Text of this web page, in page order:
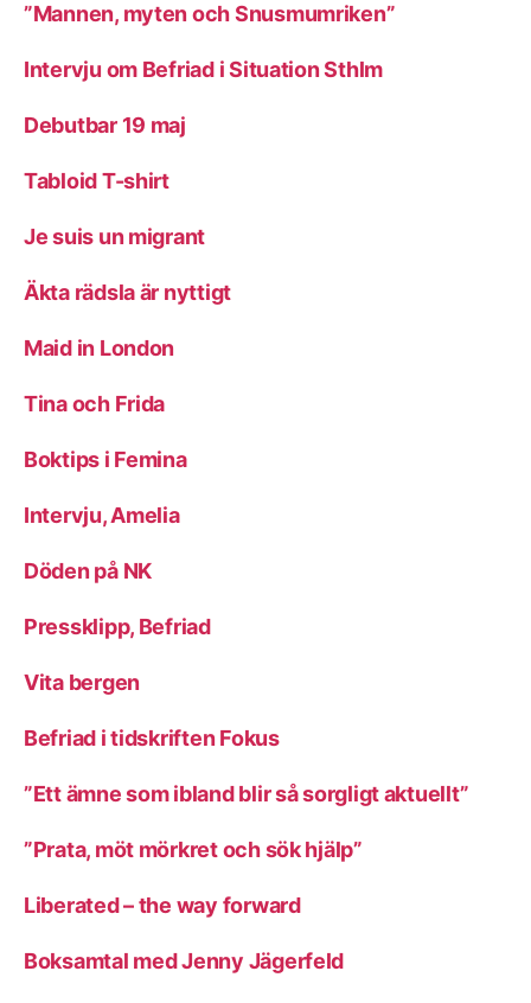
”Mannen, myten och Snusmumriken”
Intervju om Befriad i Situation Sthlm
Debutbar 19 maj
Tabloid T-shirt
Je suis un migrant
Äkta rädsla är nyttigt
Maid in London
Tina och Frida
Boktips i Femina
Intervju, Amelia
Döden på NK
Pressklipp, Befriad
Vita bergen
Befriad i tidskriften Fokus
”Ett ämne som ibland blir så sorgligt aktuellt”
”Prata, möt mörkret och sök hjälp”
Liberated – the way forward
Boksamtal med Jenny Jägerfeld